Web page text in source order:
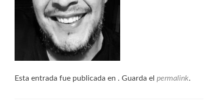
Esta entrada fue publicada en . Guarda el permalink.